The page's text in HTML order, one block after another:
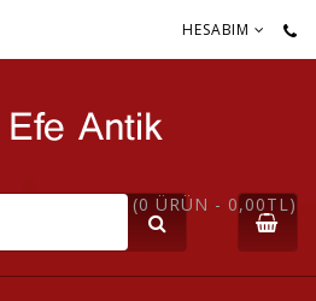
HESABIM
(0 ÜRÜN - 0,00TL)